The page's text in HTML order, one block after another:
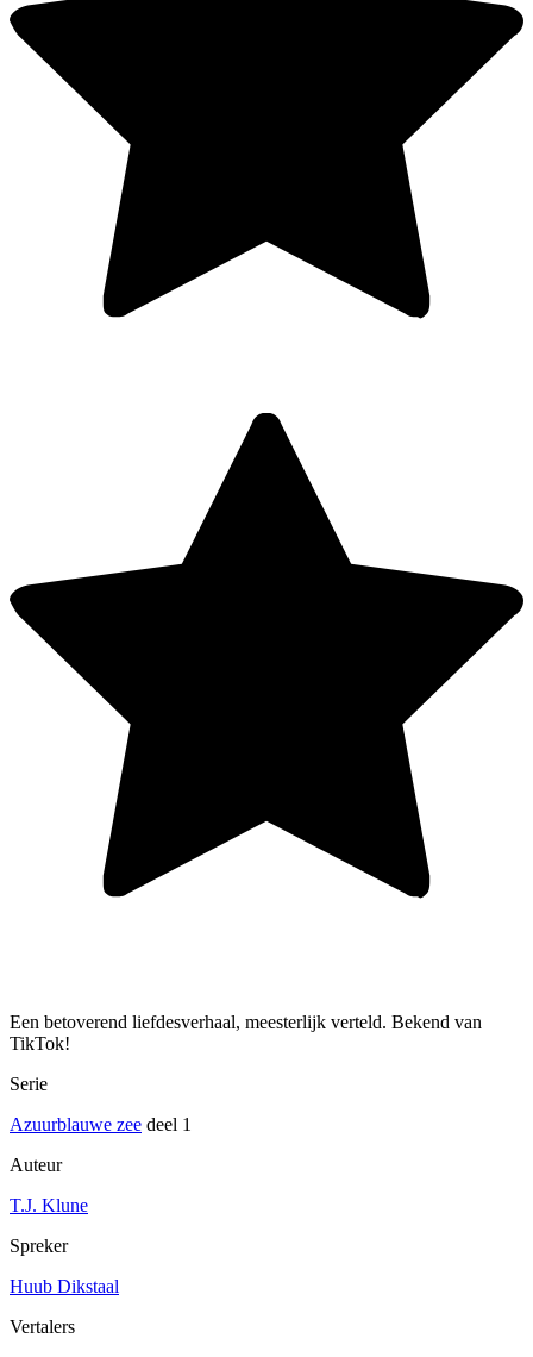
Een betoverend liefdesverhaal, meesterlijk verteld. Bekend van
TikTok!
Serie
Azuurblauwe zee deel 1
Auteur
T.J. Klune
Spreker
Huub Dikstaal
Vertalers